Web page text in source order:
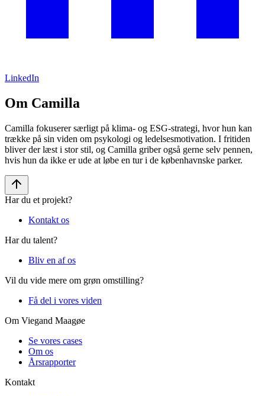
LinkedIn
Om Camilla
Camilla fokuserer særligt på klima- og ESG-strategi, hvor hun kan
trække på sin viden om psykologi og ledelsesmotivation. I fritiden
bliver der læst i stor stil, og Camilla griber også gerne selv pennen,
hvis hun da ikke er ude at løbe en tur i de københavnske parker.
Har du et projekt?
Kontakt os
Har du talent?
Bliv en af os
Vil du vide mere om grøn omstilling?
Få del i vores viden
Om Viegand Maagøe
Se vores cases
Om os
Årsrapporter
Kontakt